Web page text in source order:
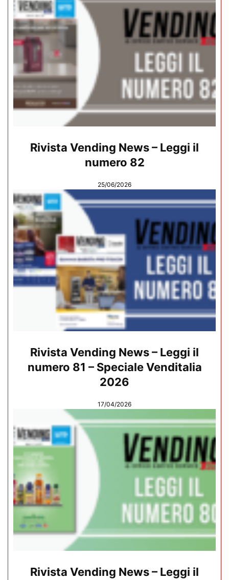
Rivista Vending News – Leggi il
numero 82
25/06/2026
Rivista Vending News – Leggi il
numero 81 – Speciale Venditalia
2026
17/04/2026
Rivista Vending News – Leggi il